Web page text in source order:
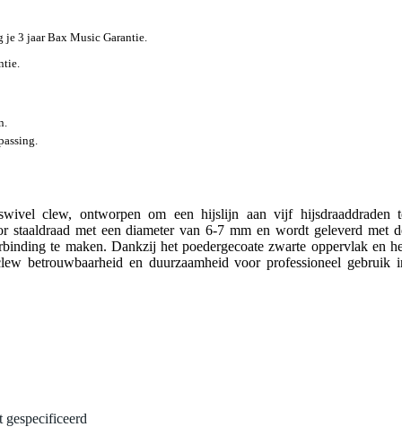
3 jaar Bax Music Garantie.
clew, ontworpen om een hijslijn aan vijf hijsdraaddraden
staaldraad met een diameter van 6-7 mm en wordt geleverd met
te maken. Dankzij het poedergecoate zwarte oppervlak en
betrouwbaarheid en duurzaamheid voor professioneel gebruik
gespecificeerd